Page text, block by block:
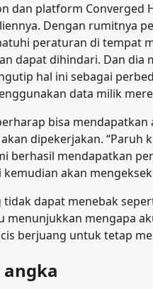
dan platform Converged
Dengan rumitnya
peraturan di tempat
dapat dihindari. Dan
hal ini sebagai
data milik
bisa
dipekerjakan.
berhasil mendapatkan
kemudian akan
tidak dapat menebak
menunjukkan mengapa
berjuang untuk tetap